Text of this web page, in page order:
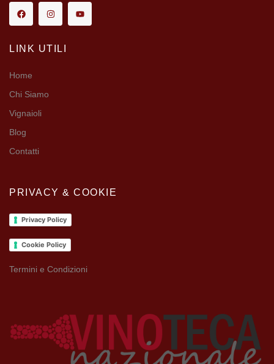
LINK UTILI
Home
Chi Siamo
Vignaioli
Blog
Contatti
PRIVACY & COOKIE
Privacy Policy
Cookie Policy
Termini e Condizioni